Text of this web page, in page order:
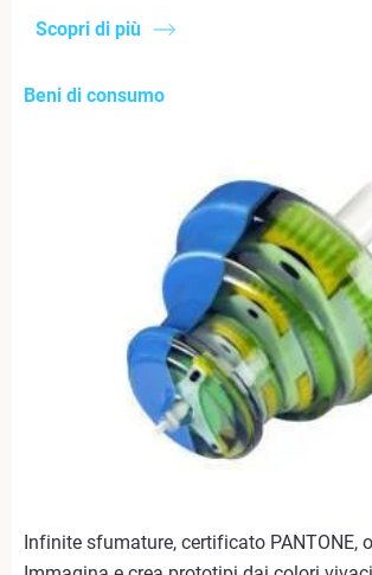
Scopri di più
Beni di consumo
Infinite sfumature, certificato PANTONE,